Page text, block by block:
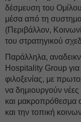
δέσμευση του
μέσα από τη
(Περιβάλλον,
του στρατηγικού
Παράλληλα,
Hospitality Group
φιλοξενίας, με
να δημιουργούν
και μακροπρόθεσμα
και την τοπική